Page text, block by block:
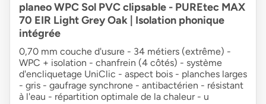
planeo WPC Sol PVC clipsable - PUREtec MAX
70 EIR Light Grey Oak | Isolation phonique
intégrée
0,70 mm couche d'usure - 34 métiers (extrême) -
WPC + isolation - chanfrein (4 côtés) - système
d'encliquetage UniClic - aspect bois - planches larges
- gris - gaufrage synchrone - antibactérien - résistant
à l'eau - répartition optimale de la chaleur - u